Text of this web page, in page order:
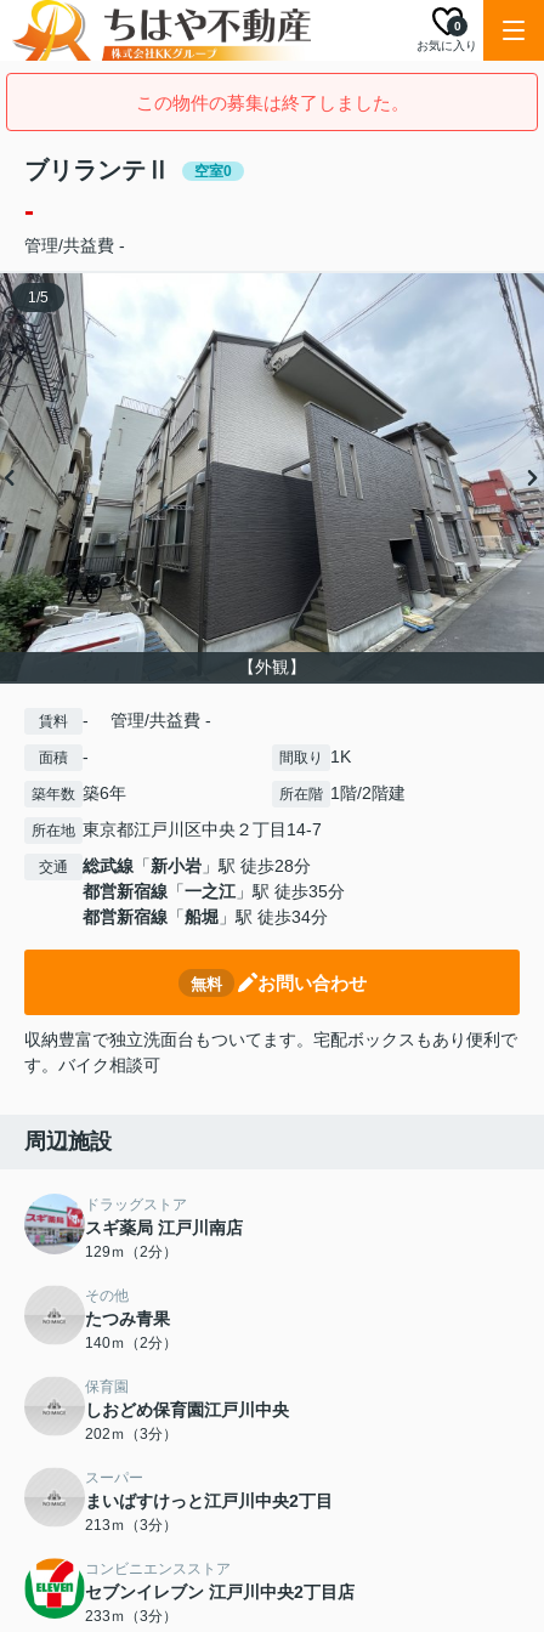
お気に入り
0
この物件の募集は終了しました。
ブリランテⅡ 空室0
-
管理/共益費 -
【外観】
1/5
賃料 - 管理/共益費 -
面積 - 間取り 1K
築年数 築6年 所在階 1階/2階建
所在地 東京都江戸川区中央２丁目14-7
交通 総武線 「新小岩 」駅 徒歩28分
都営新宿線 「一之江」駅 徒歩35分
都営新宿線 「船堀 」駅 徒歩34分
無料 お問い合わせ
収納豊富で独立洗面台もついてます。宅配ボックスもあり便利で
す。バイク相談可
周辺施設
ドラッグストア
スギ薬局 江戸川南店
129ｍ（2分）
その他
たつみ青果
140ｍ（2分）
保育園
しおどめ保育園江戸川中央
202ｍ（3分）
スーパー
まいばすけっと江戸川中央2丁目
213ｍ（3分）
コンビニエンスストア
セブンイレブン 江戸川中央2丁目店
233ｍ（3分）